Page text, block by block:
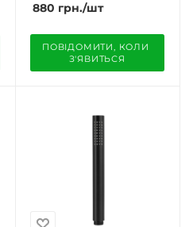
880 грн./шт
ПОВІДОМИТИ, КОЛИ
З'ЯВИТЬСЯ